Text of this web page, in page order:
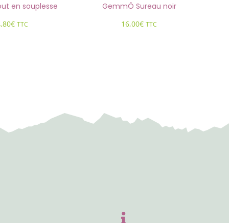
en souplesse
€ TTC
GemmÔ Sureau noir
16,00€ TTC